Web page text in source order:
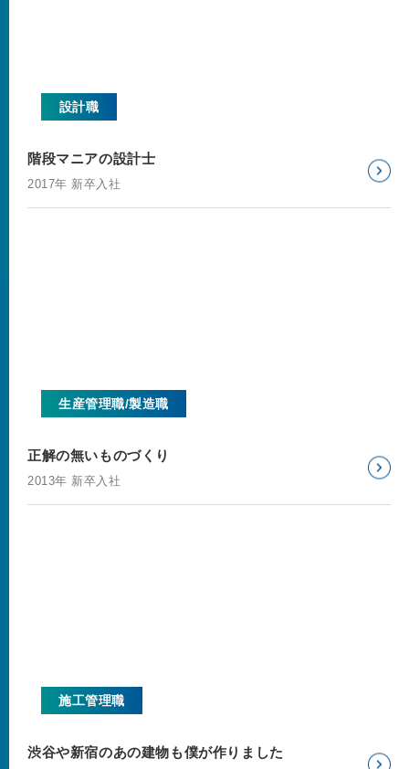
設計職
階段マニアの設計士
2017年 新卒入社
生産管理職/製造職
正解の無いものづくり
2013年 新卒入社
施工管理職
渋谷や新宿のあの建物も僕が作りました